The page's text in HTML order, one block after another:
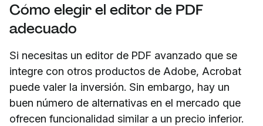
Cómo elegir el editor de PDF
adecuado
Si necesitas un editor de PDF avanzado que se
integre con otros productos de Adobe, Acrobat
puede valer la inversión. Sin embargo, hay un
buen número de alternativas en el mercado que
ofrecen funcionalidad similar a un precio inferior.